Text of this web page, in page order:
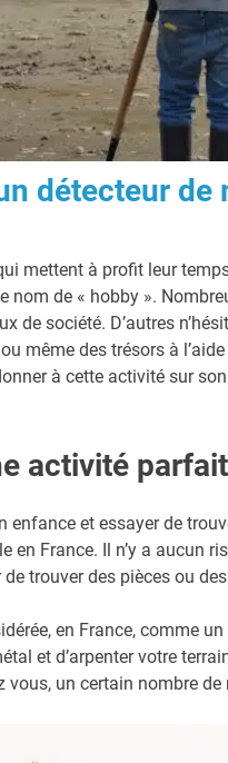
détecteur de
mettent à profit leur
nom de « hobby ».
de société. D’autres
même des trésors à
à cette activité sur
activité
enfance et essayer de
en France. Il n’y a aucun
de trouver des pièces ou
en France, comme
et d’arpenter votre
un certain nombre de